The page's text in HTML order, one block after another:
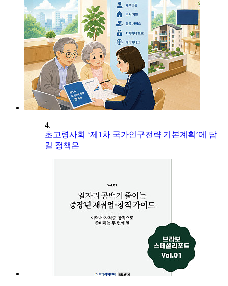
4.
초고령사회 ‘제1차 국가인구전략 기본계획’에 담
길 정책은